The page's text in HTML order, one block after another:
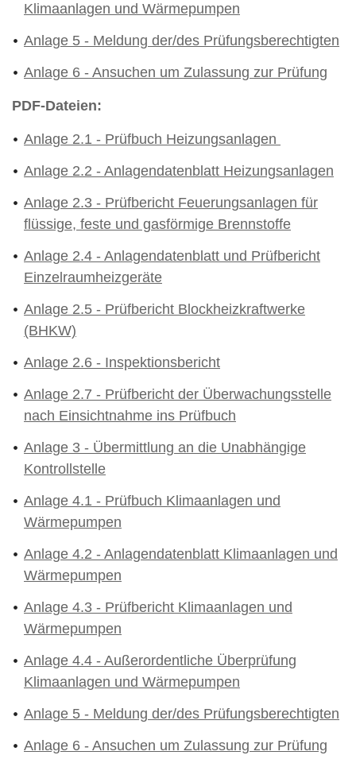
Klimaanlagen und Wärmepumpen
Anlage 5 - Meldung der/des Prüfungsberechtigten
Anlage 6 - Ansuchen um Zulassung zur Prüfung
PDF-Dateien:
Anlage 2.1 - Prüfbuch Heizungsanlagen
Anlage 2.2 - Anlagendatenblatt Heizungsanlagen
Anlage 2.3 - Prüfbericht Feuerungsanlagen für
flüssige, feste und gasförmige Brennstoffe
Anlage 2.4 - Anlagendatenblatt und Prüfbericht
Einzelraumheizgeräte
Anlage 2.5 - Prüfbericht Blockheizkraftwerke
(BHKW)
Anlage 2.6 - Inspektionsbericht
Anlage 2.7 - Prüfbericht der Überwachungsstelle
nach Einsichtnahme ins Prüfbuch
Anlage 3 - Übermittlung an die Unabhängige
Kontrollstelle
Anlage 4.1 - Prüfbuch Klimaanlagen und
Wärmepumpen
Anlage 4.2 - Anlagendatenblatt Klimaanlagen und
Wärmepumpen
Anlage 4.3 - Prüfbericht Klimaanlagen und
Wärmepumpen
Anlage 4.4 - Außerordentliche Überprüfung
Klimaanlagen und Wärmepumpen
Anlage 5 - Meldung der/des Prüfungsberechtigten
Anlage 6 - Ansuchen um Zulassung zur Prüfung